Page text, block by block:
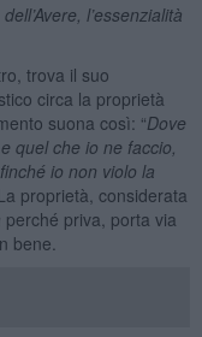
l’essenzialità
trova il suo
circa la proprietà
suona così: “Dove
quel che io ne faccio,
io non violo la
La proprietà, considerata
perché priva, porta via
bene.